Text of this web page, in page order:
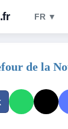
FR ▼
de la